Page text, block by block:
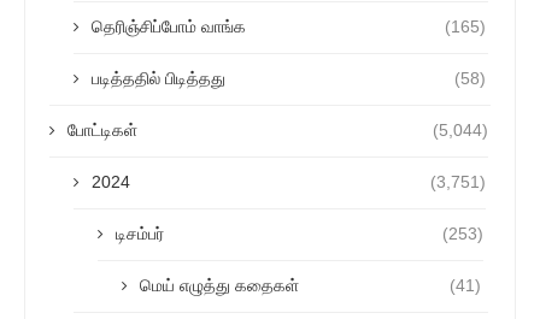
தெரிஞ்சிப்போம் வாங்க (165)
படித்ததில் பிடித்தது (58)
போட்டிகள் (5,044)
2024 (3,751)
டிசம்பர் (253)
மெய் எழுத்து கதைகள் (41)